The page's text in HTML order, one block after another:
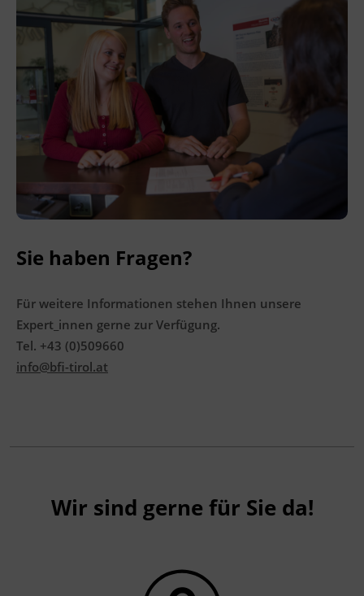
Sie haben Fragen?
Für weitere Informationen stehen Ihnen unsere
Expert_innen gerne zur Verfügung.
Tel. +43 (0)509660
info@bfi-tirol.at
Wir sind gerne für Sie da!